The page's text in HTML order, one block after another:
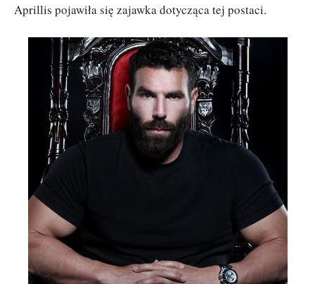
Aprillis pojawiła się zajawka dotycząca tej postaci.